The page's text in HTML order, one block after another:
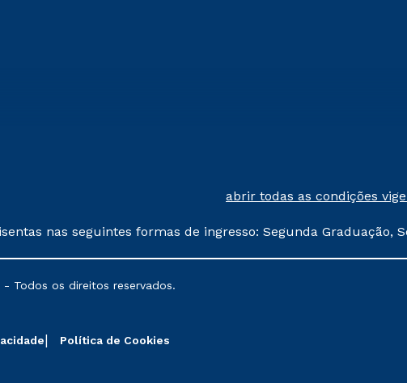
abrir todas as condições
nas seguintes formas de ingresso: Segunda Graduação,
poderão sofrer alterações nos períodos de
Todos os direitos reservados.
Política de Cookies